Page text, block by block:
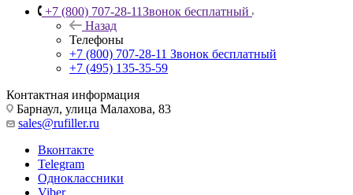
+7 (800) 707-28-11Звонок бесплатный
Назад
Телефоны
+7 (800) 707-28-11 Звонок бесплатный
+7 (495) 135-35-59
Контактная информация
Барнаул, улица Малахова, 83
sales@rufiller.ru
Вконтакте
Telegram
Одноклассники
Viber